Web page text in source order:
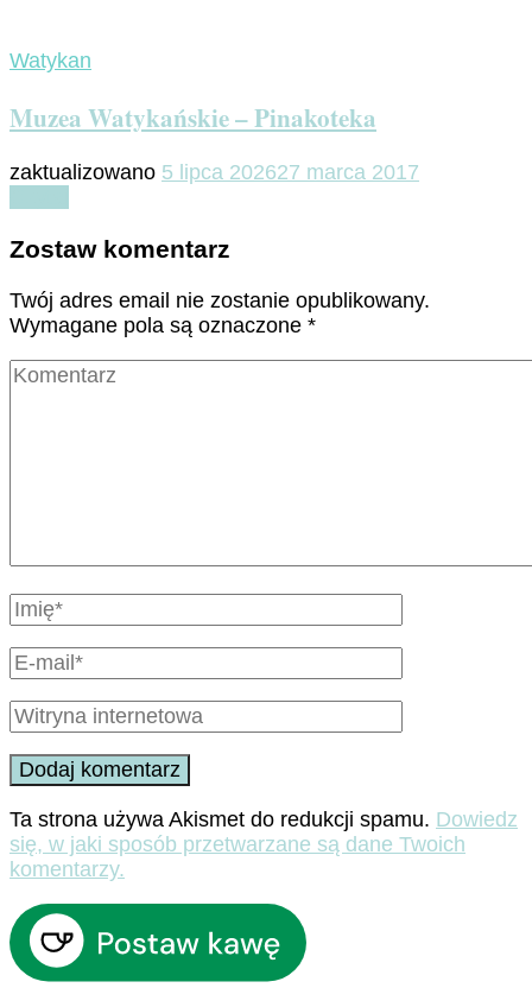
Watykan
Muzea Watykańskie – Pinakoteka
zaktualizowano 5 lipca 202627 marca 2017
Zostaw komentarz
Twój adres email nie zostanie opublikowany.
Wymagane pola są oznaczone *
Ta strona używa Akismet do redukcji spamu. Dowiedz
się, w jaki sposób przetwarzane są dane Twoich
komentarzy.